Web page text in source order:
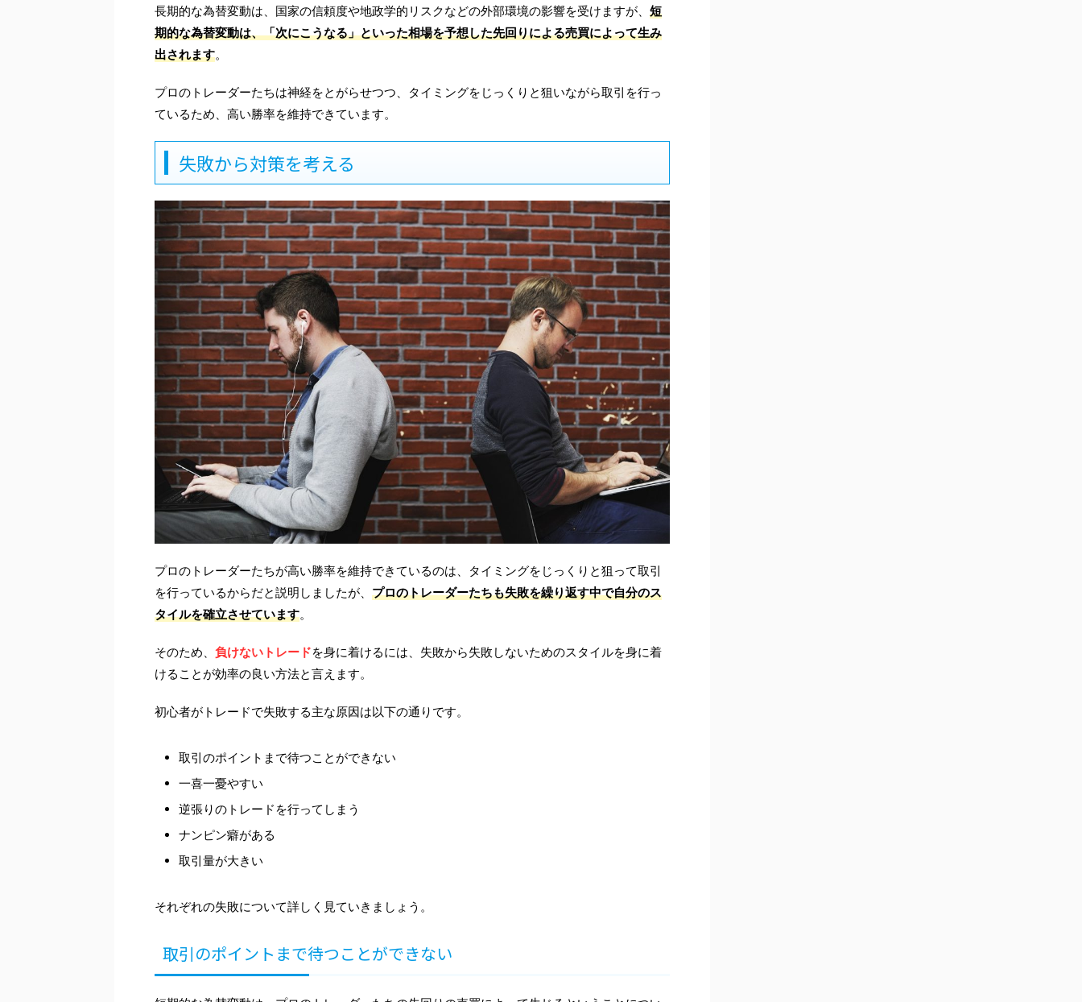
長期的な為替変動は、国家の信頼度や地政学的リスクなどの外部環境の影響を受けますが、 短
期的な為替変動は、「次にこうなる」といった相場を予想した先回りによる売買によって生み
出されます。
プロのトレーダーたちは神経をとがらせつつ、タイミングをじっくりと狙いながら取引を行っ
ているため、高い勝率を維持できています。
失敗から対策を考える
プロのトレーダーたちが高い勝率を維持できているのは、タイミングをじっくりと狙って取引
を行っているからだと説明しましたが、 プロのトレーダーたちも失敗を繰り返す中で自分のス
タイルを確立させています。
そのため、 負けないトレードを身に着けるには、失敗から失敗しないためのスタイルを身に着
けることが効率の良い方法と言えます。
初心者がトレードで失敗する主な原因は以下の通りです。
取引のポイントまで待つことができない
一喜一憂やすい
逆張りのトレードを行ってしまう
ナンピン癖がある
取引量が大きい
それぞれの失敗について詳しく見ていきましょう。
取引のポイントまで待つことができない